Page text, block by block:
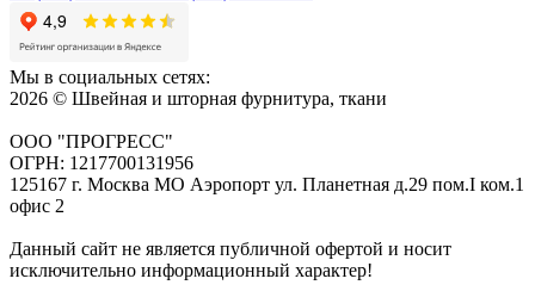
Мы в социальных сетях:
2026 © Швейная и шторная фурнитура, ткани
ООО "ПРОГРЕСС"
ОГРН: 1217700131956
125167 г. Москва МО Аэропорт ул. Планетная д.29 пом.I ком.1
офис 2
Данный сайт не является публичной офертой и носит
исключительно информационный характер!